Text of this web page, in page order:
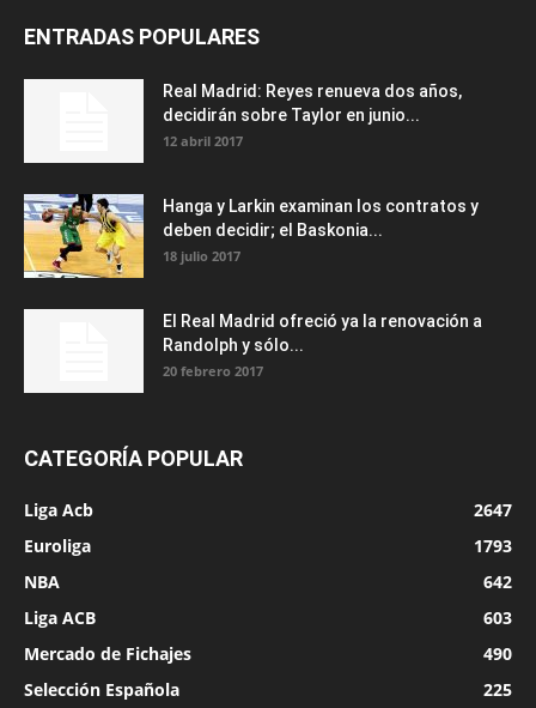
ENTRADAS POPULARES
Real Madrid: Reyes renueva dos años,
decidirán sobre Taylor en junio...
12 abril 2017
Hanga y Larkin examinan los contratos y
deben decidir; el Baskonia...
18 julio 2017
El Real Madrid ofreció ya la renovación a
Randolph y sólo...
20 febrero 2017
CATEGORÍA POPULAR
Liga Acb
2647
Euroliga
1793
NBA
642
Liga ACB
603
Mercado de Fichajes
490
Selección Española
225